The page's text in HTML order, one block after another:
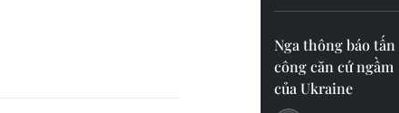
Nga thông báo tấn
công căn cứ ngầm
của Ukraine